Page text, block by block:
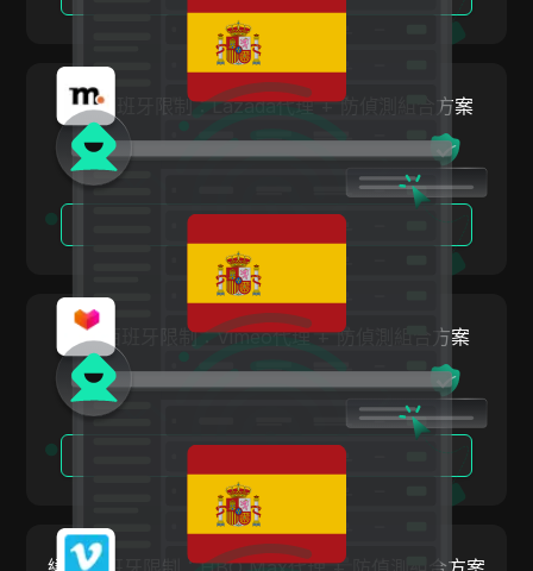
Media.net
Medium
Mercari
Neteller
Netflix
Newegg
OnlyFans
Outbrain
Patreon
Payoneer
挪威
羅馬尼亞
俄羅斯聯邦
斯洛伐克
瑞典
烏克蘭
大不列顛及北愛爾蘭聯合王國
繞過西班牙限制：Lazada代理 + 防偵測組合方案
繞過西班牙限制：Vimeo代理 + 防偵測組合方案